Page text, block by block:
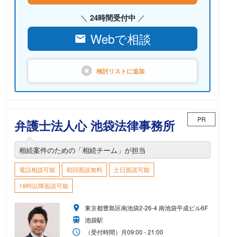
24時間受付中
Webで相談
検討リストに追加
弁護士法人心 池袋法律事務所 PR
相続案件のための「相続チーム」が担当
電話相談可能 初回面談無料
土日面談可能
18時以降面談可能
東京都豊島区南池袋2-26-4 南池袋平成ビル6F
池袋駅
（受付時間） 月09:00 - 21:00